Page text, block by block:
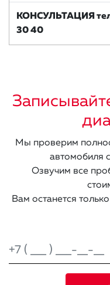
КОНСУЛЬТАЦИЯ
30 40
Мы проверим
автомобиля
Озвучим все
Вам останется